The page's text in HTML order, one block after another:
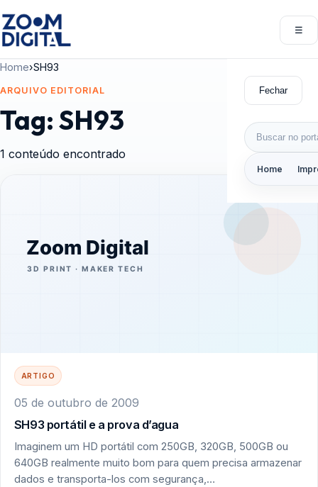
☰
Fechar
Buscar por:
Home
Home›SH93
ARQUIVO EDITORIAL
Tag:SH93
1 conteúdo encontrado
ARTIGO
05 de outubro de 2009
SH93 portátil e a prova d’agua
Imaginem um HD portátil com 250GB, 320GB, 500GB ou
640GB realmente muito bom para quem precisa armazenar
dados e transporta-los com segurança,…